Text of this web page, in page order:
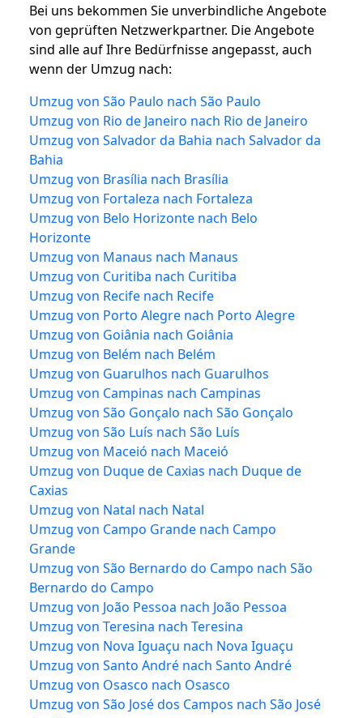
Bei uns bekommen Sie unverbindliche Angebote
von geprüften Netzwerkpartner. Die Angebote
sind alle auf Ihre Bedürfnisse angepasst, auch
wenn der Umzug nach:
Umzug von São Paulo nach São Paulo
Umzug von Rio de Janeiro nach Rio de Janeiro
Umzug von Salvador da Bahia nach Salvador da
Bahia
Umzug von Brasília nach Brasília
Umzug von Fortaleza nach Fortaleza
Umzug von Belo Horizonte nach Belo
Horizonte
Umzug von Manaus nach Manaus
Umzug von Curitiba nach Curitiba
Umzug von Recife nach Recife
Umzug von Porto Alegre nach Porto Alegre
Umzug von Goiânia nach Goiânia
Umzug von Belém nach Belém
Umzug von Guarulhos nach Guarulhos
Umzug von Campinas nach Campinas
Umzug von São Gonçalo nach São Gonçalo
Umzug von São Luís nach São Luís
Umzug von Maceió nach Maceió
Umzug von Duque de Caxias nach Duque de
Caxias
Umzug von Natal nach Natal
Umzug von Campo Grande nach Campo
Grande
Umzug von São Bernardo do Campo nach São
Bernardo do Campo
Umzug von João Pessoa nach João Pessoa
Umzug von Teresina nach Teresina
Umzug von Nova Iguaçu nach Nova Iguaçu
Umzug von Santo André nach Santo André
Umzug von Osasco nach Osasco
Umzug von São José dos Campos nach São José